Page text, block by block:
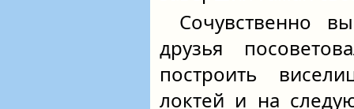
Сочувственно
друзья
построить
локтей и на